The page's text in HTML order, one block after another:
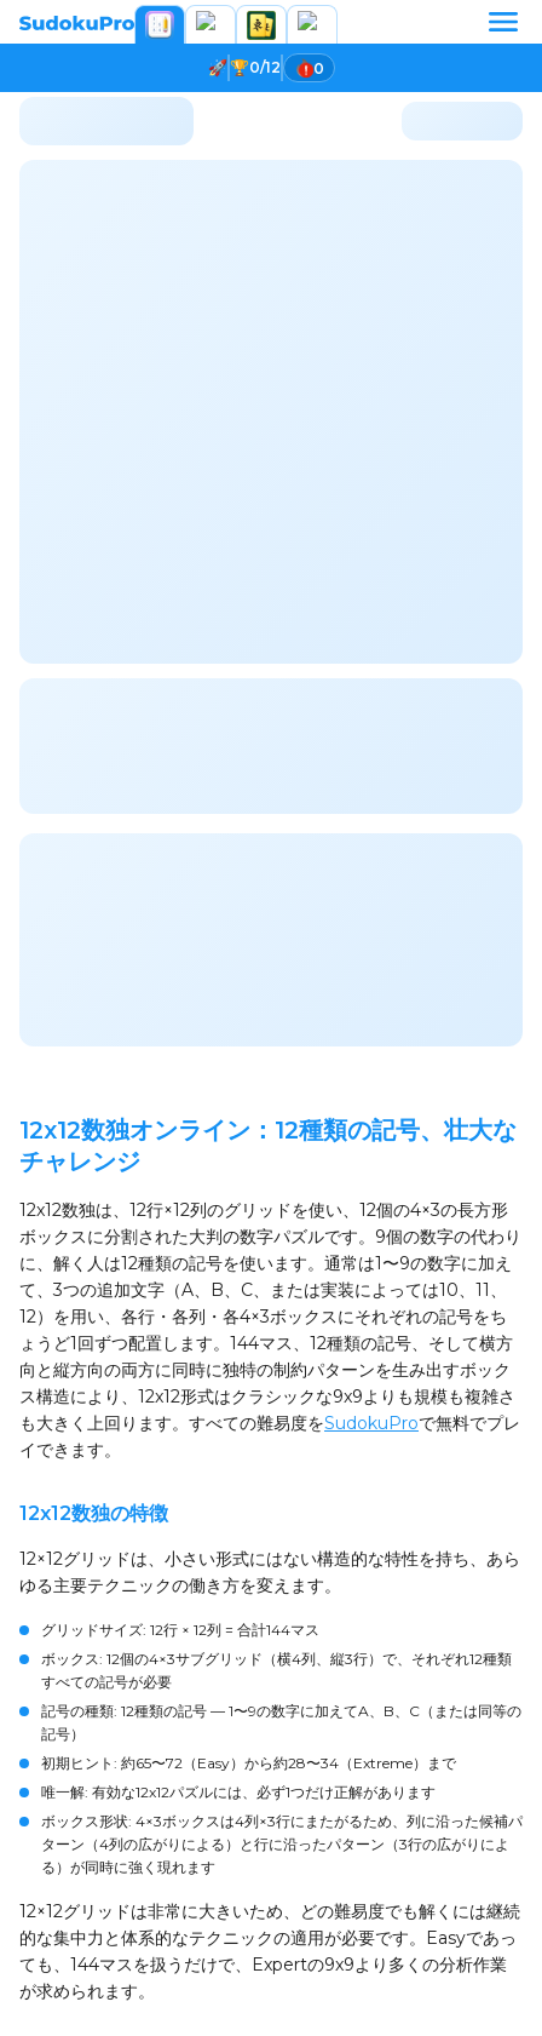
0/12 0
12x12数独オンライン：12種類の記号、壮大な
チャレンジ
12x12数独は、12行×12列のグリッドを使い、12個の4×3の長方形
ボックスに分割された大判の数字パズルです。9個の数字の代わり
に、解く人は12種類の記号を使います。通常は1〜9の数字に加え
て、3つの追加文字（A、B、C、または実装によっては10、11、
12）を用い、各行・各列・各4×3ボックスにそれぞれの記号をち
ょうど1回ずつ配置します。144マス、12種類の記号、そして横方
向と縦方向の両方に同時に独特の制約パターンを生み出すボック
ス構造により、12x12形式はクラシックな9x9よりも規模も複雑さ
も大きく上回ります。すべての難易度をSudokuProで無料でプレ
イできます。
12x12数独の特徴
12×12グリッドは、小さい形式にはない構造的な特性を持ち、あら
ゆる主要テクニックの働き方を変えます。
グリッドサイズ: 12行 × 12列 = 合計144マス
ボックス: 12個の4×3サブグリッド（横4列、縦3行）で、それぞれ12種類
すべての記号が必要
記号の種類: 12種類の記号 — 1〜9の数字に加えてA、B、C（または同等の
記号）
初期ヒント : 約65〜72（Easy）から約28〜34（Extreme）まで
唯一解: 有効な12x12パズルには、必ず1つだけ正解があります
ボックス形状: 4×3ボックスは4列×3行にまたがるため、列に沿った候補パ
ターン（4列の広がりによる）と行に沿ったパターン（3行の広がりによ
る）が同時に強く現れます
12×12グリッドは非常に大きいため、どの難易度でも解くには継続
的な集中力と体系的なテクニックの適用が必要です。Easyであっ
ても、144マスを扱うだけで、Expertの9x9より多くの分析作業
が求められます。